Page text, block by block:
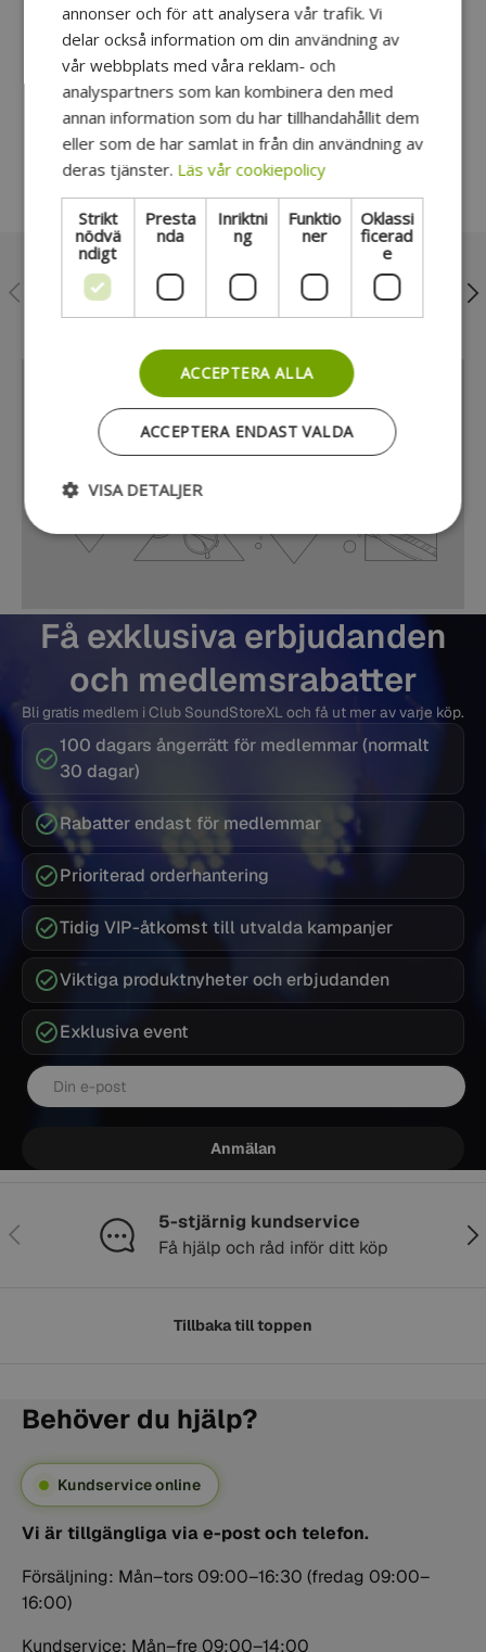
Kundrecensioner
Var först med att skriva en recension
Föregående Nordens största musikbutik
Få exklusiva erbjudanden
och medlemsrabatter
Bli gratis medlem i Club SoundStoreXL och få ut mer av varje köp.
100 dagars ångerrätt för medlemmar (normalt
30 dagar)
Rabatter endast för medlemmar
Prioriterad orderhantering
Tidig VIP-åtkomst till utvalda kampanjer
Viktiga produktnyheter och erbjudanden
Exklusiva event
E-post
Anmälan
Föregående
5-stjärnig kundservice
Få hjälp och råd inför ditt köp
Tillbaka till toppen
Behöver du hjälp?
Kundservice online
Vi är tillgängliga via e-post och telefon.
Försäljning: Mån–tors 09:00–16:30 (fredag 09:00–
16:00)
Kundservice: Mån–fre 09:00–14:00
annonser och för att analysera vår trafik. Vi
delar också information om din användning av
vår webbplats med våra reklam- och
analyspartners som kan kombinera den med
annan information som du har tillhandahållit dem
eller som de har samlat in från din användning av
deras tjänster. Läs vår cookiepolicy
Strikt
nödvä
ndigt
Presta
nda
Inriktni
ng
Funktio
ner
Oklassi
ficerad
e
ACCEPTERA ALLA
ACCEPTERA ENDAST VALDA
VISA DETALJER